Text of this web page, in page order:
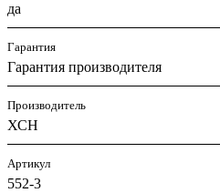
да
Гарантия
Гарантия производителя
Производитель
ХСН
Артикул
552-3